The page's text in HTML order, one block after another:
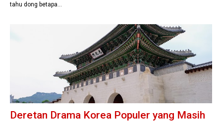
tahu dong betapa…
Deretan Drama Korea Populer yang Masih